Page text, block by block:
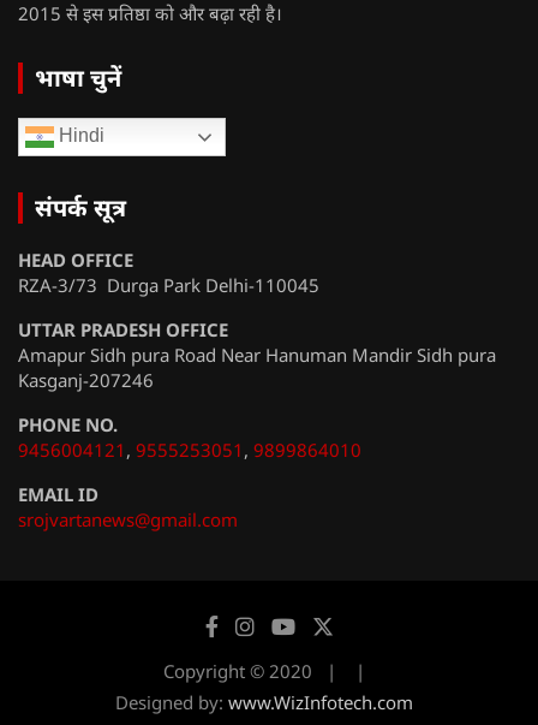
2015 से इस प्रतिष्ठा को और बढ़ा रही है।
भाषा चुनें
Hindi
संपर्क सूत्र
HEAD OFFICE
RZA-3/73 Durga Park Delhi-110045
UTTAR PRADESH OFFICE
Amapur Sidh pura Road Near Hanuman Mandir Sidh pura
Kasganj-207246
PHONE NO.
9456004121 , 9555253051 , 9899864010
EMAIL ID
srojvartanews@gmail.com
Copyright © 2020
Designed by: www.WizInfotech.com